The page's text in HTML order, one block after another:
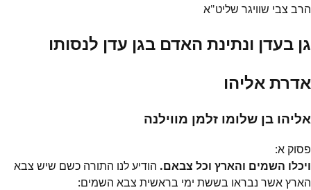
הרב צבי שוויגר שליט"א
גן בעדן ונתינת האדם בגן עדן לנסותו
אדרת אליהו
אליהו בן שלומו זלמן מווילנה
פסוק א:
ויכלו השמים והארץ וכל צבאם. הודיע לנו התורה כשם שיש צבא
הארץ אשר נבראו בששת ימי בראשית צבא השמים: